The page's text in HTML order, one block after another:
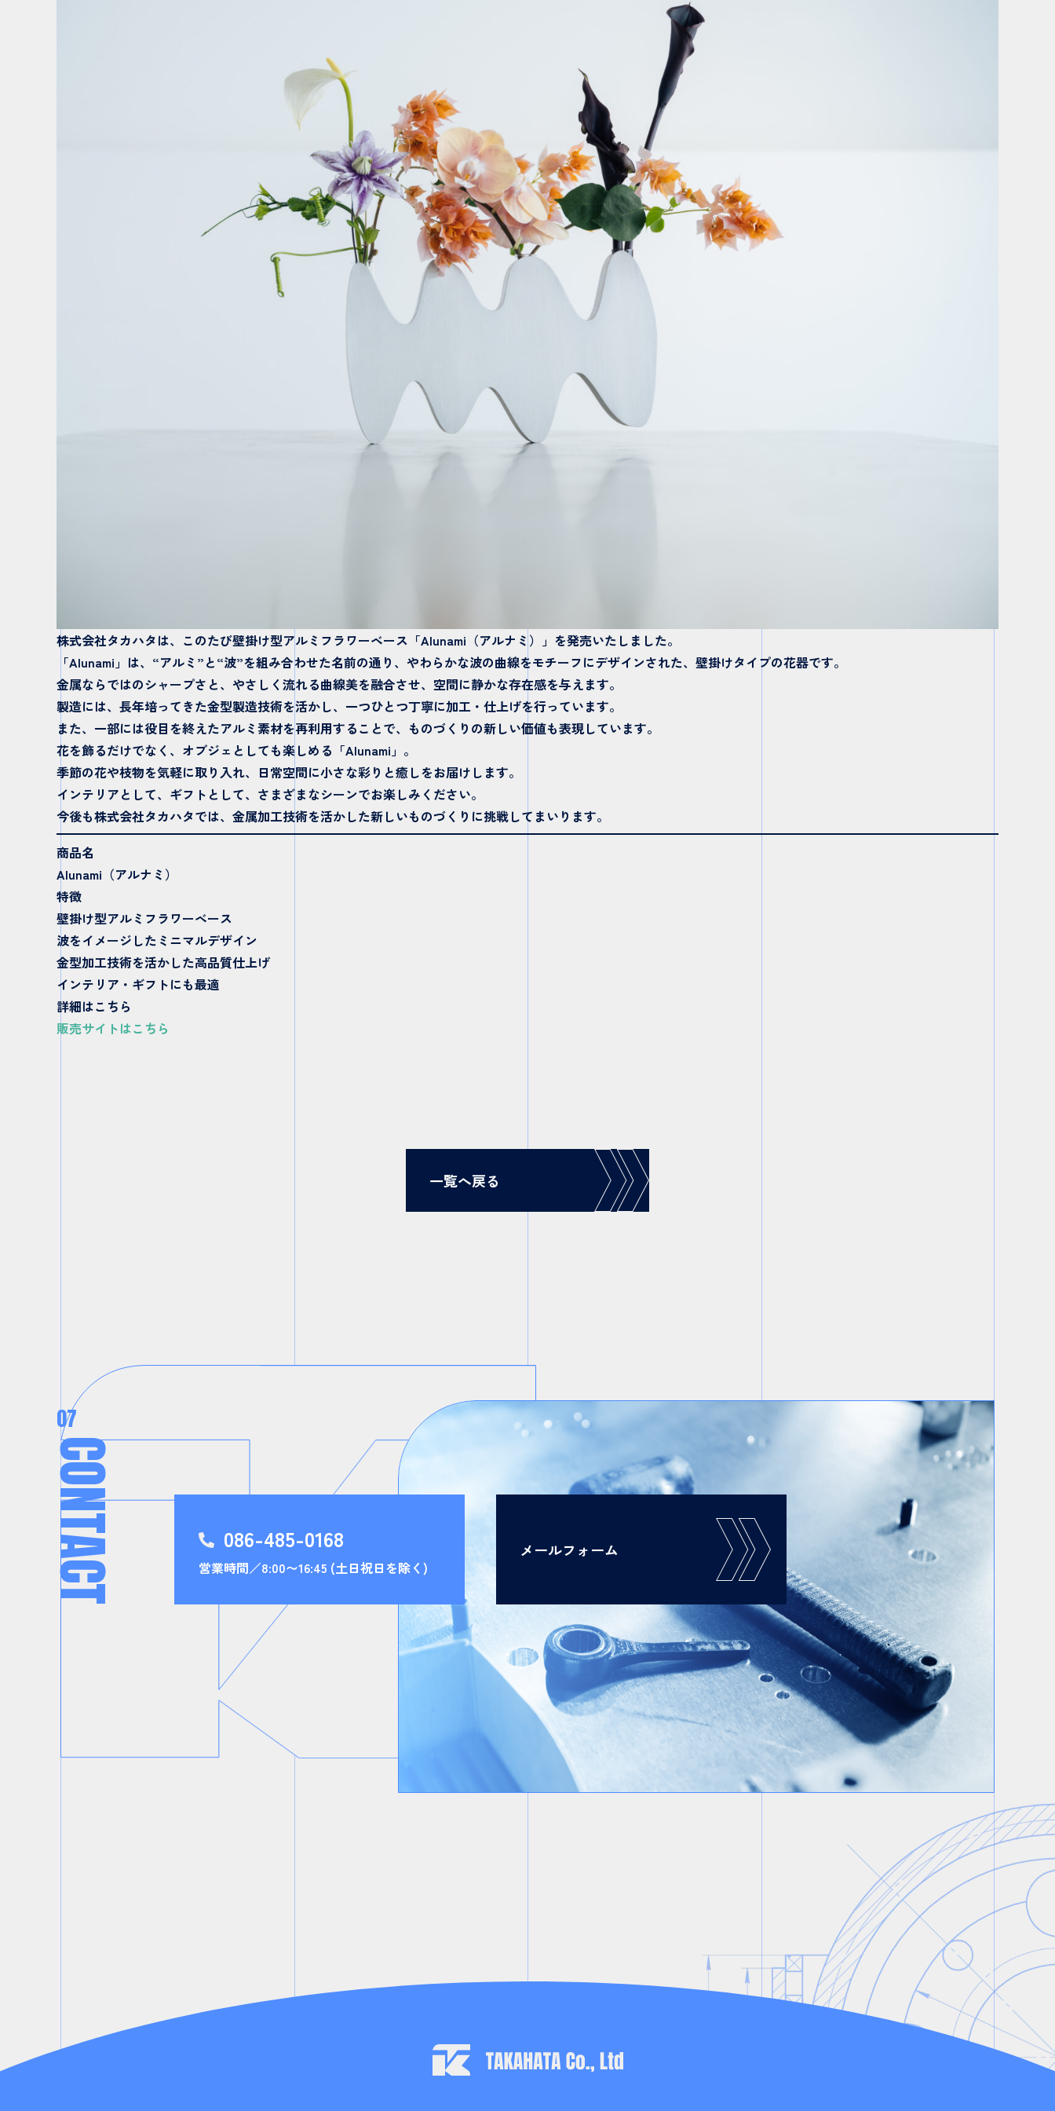
株式会社タカハタは、このたび壁掛け型アルミフラワーベース「Alunami（アルナミ）」を発売いたしました。
「Alunami」は、“アルミ”と“波”を組み合わせた名前の通り、やわらかな波の曲線をモチーフにデザインされた、壁掛けタイプの花器です。
金属ならではのシャープさと、やさしく流れる曲線美を融合させ、空間に静かな存在感を与えます。
製造には、長年培ってきた金型製造技術を活かし、一つひとつ丁寧に加工・仕上げを行っています。
また、一部には役目を終えたアルミ素材を再利用することで、ものづくりの新しい価値も表現しています。
花を飾るだけでなく、オブジェとしても楽しめる「Alunami」。
季節の花や枝物を気軽に取り入れ、日常空間に小さな彩りと癒しをお届けします。
インテリアとして、ギフトとして、さまざまなシーンでお楽しみください。
今後も株式会社タカハタでは、金属加工技術を活かした新しいものづくりに挑戦してまいります。
商品名
Alunami（アルナミ）
特徴
壁掛け型アルミフラワーベース
波をイメージしたミニマルデザイン
金型加工技術を活かした高品質仕上げ
インテリア・ギフトにも最適
詳細はこちら
販売サイトはこちら
一覧
覧
へ戻
戻
る
る
07
C
O
N
T
A
C
T
086-485-0168
営業時間／8:00〜16:45 (土日祝日を除く)
メールフ ォ
ォ
ーム